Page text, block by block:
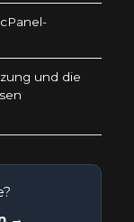
und die